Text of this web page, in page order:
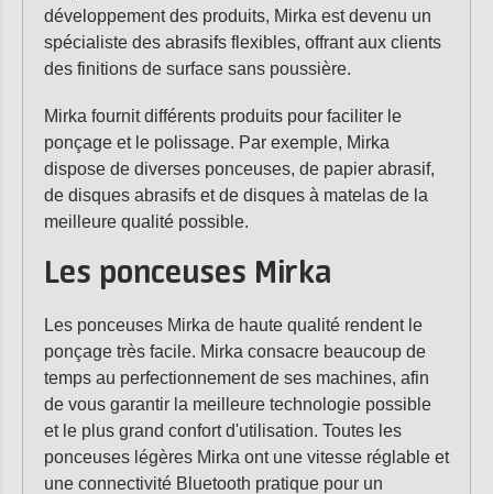
développement des produits, Mirka est devenu un
spécialiste des abrasifs flexibles, offrant aux clients
des finitions de surface sans poussière.
Mirka fournit différents produits pour faciliter le
ponçage et le polissage. Par exemple, Mirka
dispose de diverses ponceuses, de papier abrasif,
de disques abrasifs et de disques à matelas de la
meilleure qualité possible.
Les ponceuses Mirka
Les ponceuses Mirka de haute qualité rendent le
ponçage très facile. Mirka consacre beaucoup de
temps au perfectionnement de ses machines, afin
de vous garantir la meilleure technologie possible
et le plus grand confort d'utilisation. Toutes les
ponceuses légères Mirka ont une vitesse réglable et
une connectivité Bluetooth pratique pour un